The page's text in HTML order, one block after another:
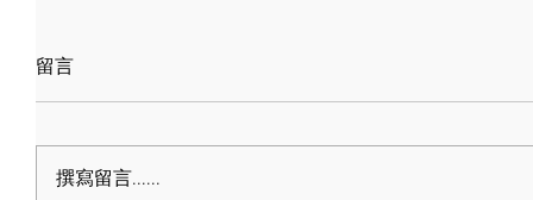
留言
撰寫留言......